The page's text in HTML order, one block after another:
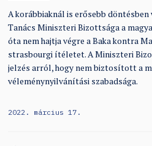
A korábbiaknál is erősebb
Tanács Miniszteri Bizottsága a
óta nem hajtja végre a Baka kontra
strasbourgi ítéletet. A Miniszteri
jelzés arról, hogy nem biztosított a
véleménynyilvánítási szabadsága.
2022. március 17.